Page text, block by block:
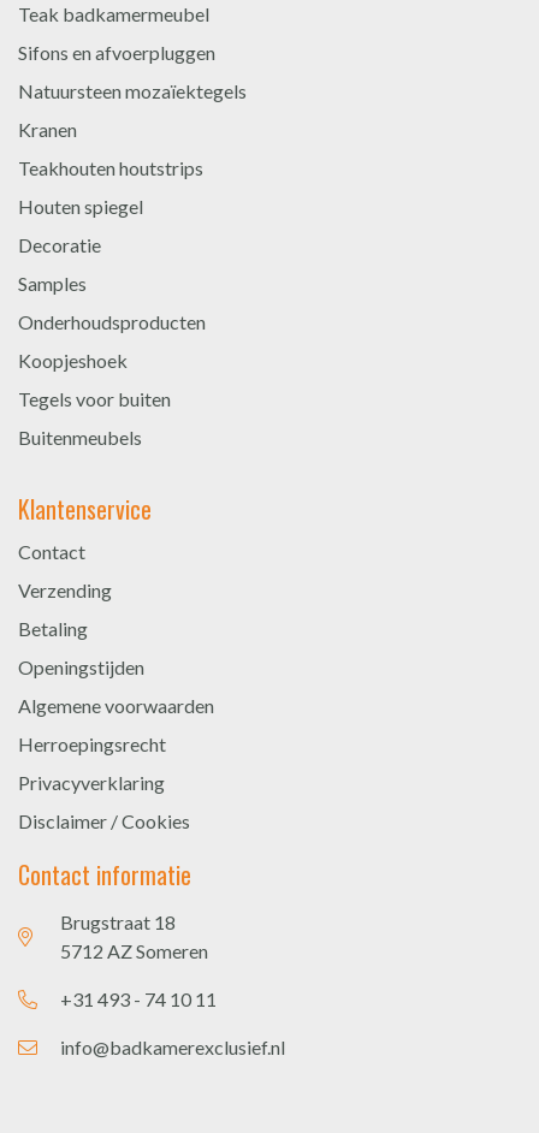
Teak badkamermeubel
Sifons en afvoerpluggen
Natuursteen mozaïektegels
Kranen
Teakhouten houtstrips
Houten spiegel
Decoratie
Samples
Onderhoudsproducten
Koopjeshoek
Tegels voor buiten
Buitenmeubels
Klantenservice
Contact
Verzending
Betaling
Openingstijden
Algemene voorwaarden
Herroepingsrecht
Privacyverklaring
Disclaimer / Cookies
Contact informatie
Brugstraat 18
5712 AZ Someren
+31 493 - 74 10 11
info@badkamerexclusief.nl